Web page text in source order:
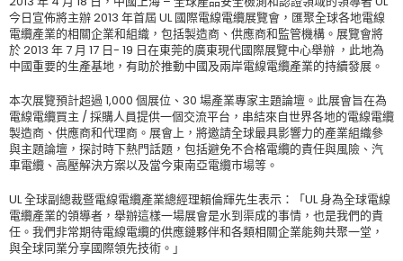
今日宣佈將主辦 2013 年首屆 UL 國際電線電纜展覽會，匯聚全球各地電線
電纜產業的相關企業和組織，包括製造商、供應商和監管機構。展覽會將
於 2013 年 7 月 17 日- 19 日在東莞的廣東現代國際展覽中心舉辦 ，此地為
中國重要的生產基地，有助於推動中國及兩岸電線電纜產業的持續發展。
本次展覽預計超過 1,000 個展位、30 場產業專家主題論壇。此展會旨在為
電線電纜買主 / 採購人員提供一個交流平台，串結來自世界各地的電線電纜
製造商、供應商和代理商。展會上，將邀請全球最具影響力的產業組織參
與主題論壇，探討時下熱門話題，包括避免不合格電纜的責任與風險、汽
車電纜、高壓解決方案以及當今東南亞電纜市場等。
UL 全球副總裁暨電線電纜產業總經理賴倫輝先生表示：「UL 身為全球電線
電纜產業的領導者，舉辦這樣一場展會是水到渠成的事情，也是我們的責
任。我們非常期待電線電纜的供應鏈夥伴和各類相關企業能夠共聚一堂，
與全球同業分享國際領先技術。」